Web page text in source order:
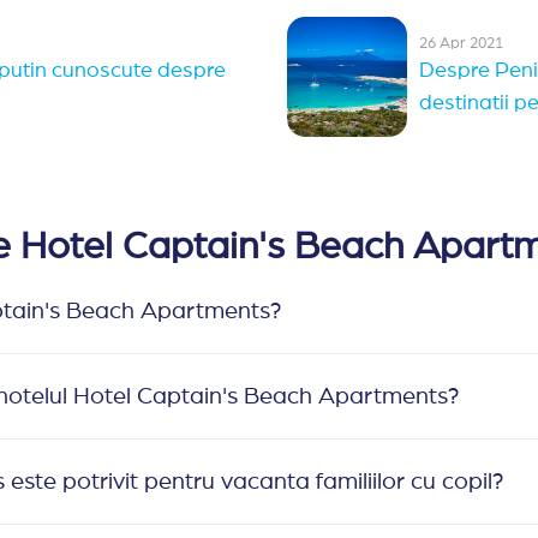
cunoscute despre
26 Apr 2021
Despre
destinatii
Hotel Captain's Beach
Beach Apartments?
Hotel Captain's Beach Apartments?
potrivit pentru vacanta familiilor cu copil?